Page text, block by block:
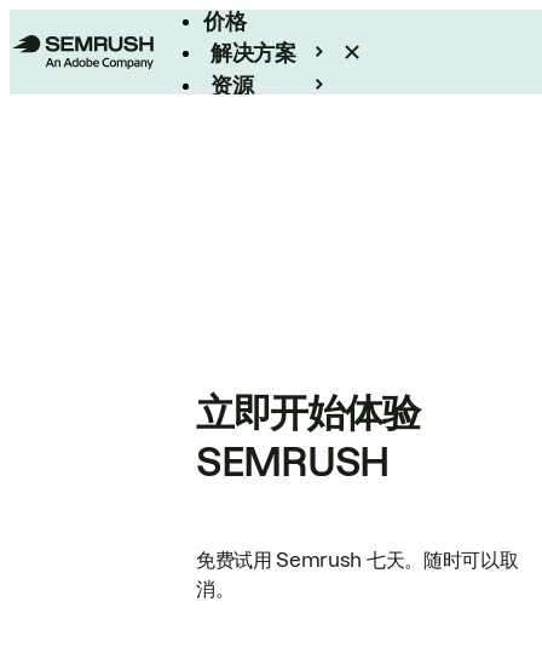
价格
解决方案
资源
立即开始体验
SEMRUSH
免费试用 Semrush 七天。随时可以取
消。